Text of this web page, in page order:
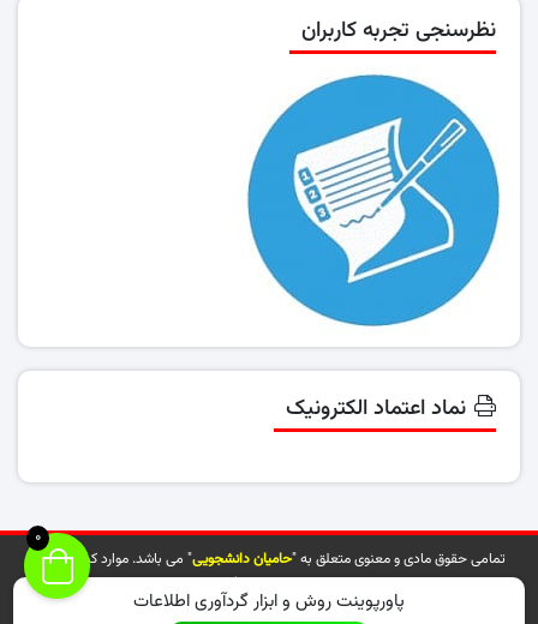
نظرسنجی تجربه کاربران
نماد اعتماد الکترونیک
تمامی حقوق مادی و معنوی متعلق به "حامیان دانشجویی" می باشد. موارد کپی شده از
0
پاورپوینت روش و ابزار گردآوری اطلاعات